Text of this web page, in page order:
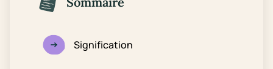
Signification